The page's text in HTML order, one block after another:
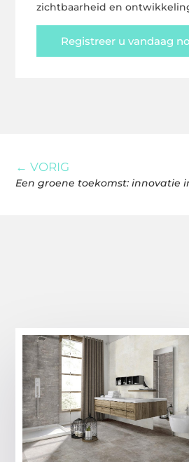
zichtbaarheid en
Registreer u vandaag
← VORIG
Een groene toekomst: innovatie